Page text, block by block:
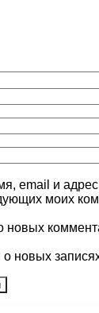
email и адрес
моих
новых
новых